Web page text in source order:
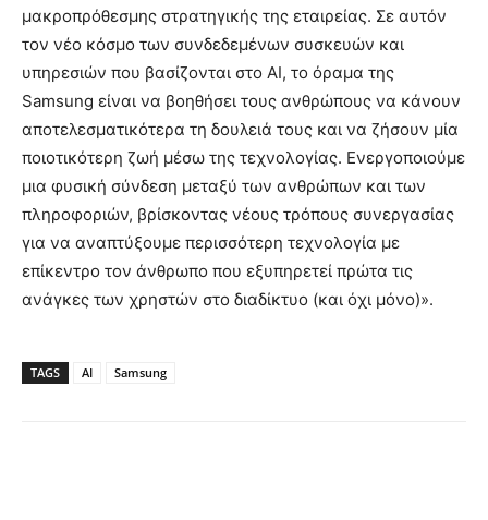
μακροπρόθεσμης στρατηγικής της εταιρείας. Σε αυτόν
τον νέο κόσμο των συνδεδεμένων συσκευών και
υπηρεσιών που βασίζονται στο AI, το όραμα της
Samsung είναι να βοηθήσει τους ανθρώπους να κάνουν
αποτελεσματικότερα τη δουλειά τους και να ζήσουν μία
ποιοτικότερη ζωή μέσω της τεχνολογίας. Ενεργοποιούμε
μια φυσική σύνδεση μεταξύ των ανθρώπων και των
πληροφοριών, βρίσκοντας νέους τρόπους συνεργασίας
για να αναπτύξουμε περισσότερη τεχνολογία με
επίκεντρο τον άνθρωπο που εξυπηρετεί πρώτα τις
ανάγκες των χρηστών στο διαδίκτυο (και όχι μόνο)».
TAGS AI Samsung